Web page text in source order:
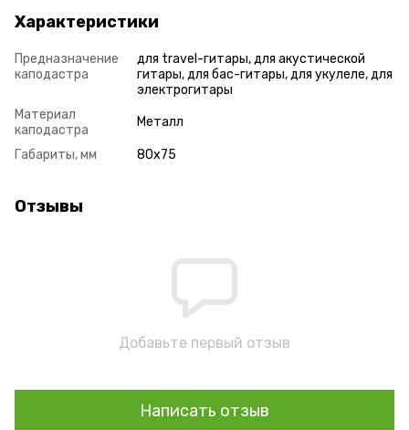
Характеристики
Предназначение
каподастра
для travel-гитары, для акустической
гитары, для бас-гитары, для укулеле, для
электрогитары
Материал
каподастра
Металл
Габариты, мм 80x75
Отзывы
Добавьте первый отзыв
Написать отзыв